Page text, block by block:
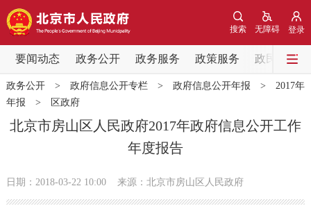
登录
无障碍
搜索
要闻动态 政务公开 政务服务 政策服务 政民互动
要闻动态
党中央精神 国务院信息 中央部委动态
北京要闻 会议信息 部门动态
政务公开> 政府信息公开专栏> 政府信息公开年报 > 2017年
年报 > 区政府
北京市房山区人民政府2017年政府信息公开工作
年度报告
日期：2018-03-22 10:00 来源：北京市房山区人民政府